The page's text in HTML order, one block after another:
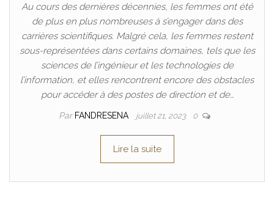
Au cours des dernières décennies, les femmes ont été
de plus en plus nombreuses à s’engager dans des
carrières scientifiques. Malgré cela, les femmes restent
sous-représentées dans certains domaines, tels que les
sciences de l’ingénieur et les technologies de
l’information, et elles rencontrent encore des obstacles
pour accéder à des postes de direction et de…
Par FANDRESENA juillet 21, 2023 0
Lire la suite